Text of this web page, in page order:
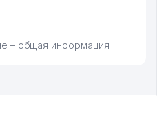
– общая информация